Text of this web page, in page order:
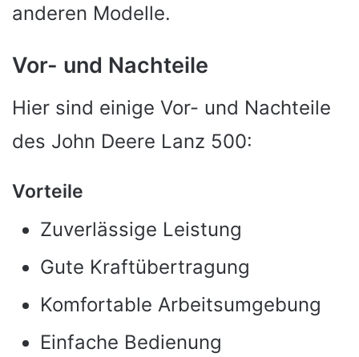
anderen Modelle.
Vor- und Nachteile
Hier sind einige Vor- und Nachteile
des John Deere Lanz 500:
Vorteile
Zuverlässige Leistung
Gute Kraftübertragung
Komfortable Arbeitsumgebung
Einfache Bedienung